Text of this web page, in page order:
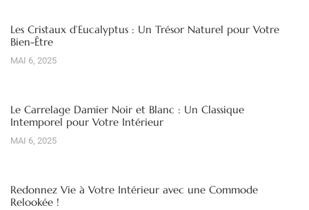
Les Cristaux d’Eucalyptus : Un Trésor Naturel pour Votre
Bien-Être
MAI 6, 2025
Le Carrelage Damier Noir et Blanc : Un Classique
Intemporel pour Votre Intérieur
MAI 6, 2025
Redonnez Vie à Votre Intérieur avec une Commode
Relookée !